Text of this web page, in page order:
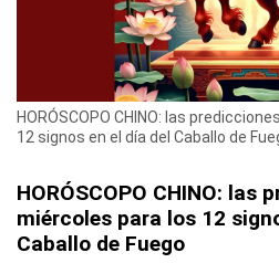
HORÓSCOPO CHINO: las
12 signos en el día del Caballo de
HORÓSCOPO CHINO: las
miércoles para los 12
Caballo de Fuego